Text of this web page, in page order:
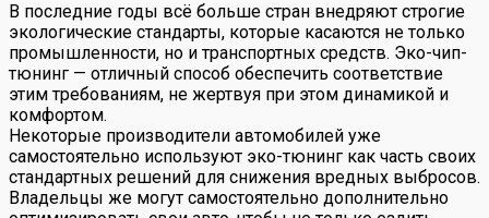
В последние годы всё больше стран внедряют строгие
экологические стандарты, которые касаются не только
промышленности, но и транспортных средств. Эко-чип-
тюнинг — отличный способ обеспечить соответствие
этим требованиям, не жертвуя при этом динамикой и
комфортом.
Некоторые производители автомобилей уже
самостоятельно используют эко-тюнинг как часть своих
стандартных решений для снижения вредных выбросов.
Владельцы же могут самостоятельно дополнительно